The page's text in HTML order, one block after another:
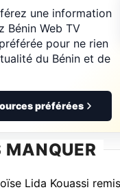
une information
Bénin Web TV
pour ne rien
du Bénin et de
préférées
MANQUER
Lida Kouassi